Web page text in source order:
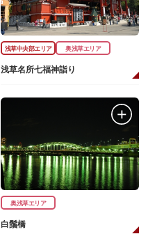
浅草中央部エリア 奥浅草エリア
浅草名所七福神詣り
奥浅草エリア
白鬚橋